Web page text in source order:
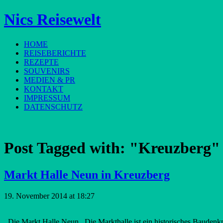
Nics Reisewelt
HOME
REISEBERICHTE
REZEPTE
SOUVENIRS
MEDIEN & PR
KONTAKT
IMPRESSUM
DATENSCHUTZ
Post Tagged with: "Kreuzberg"
Markt Halle Neun in Kreuzberg
19. November 2014 at 18:27